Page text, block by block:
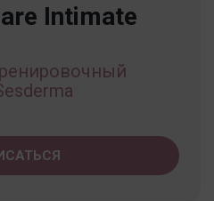
Intimate